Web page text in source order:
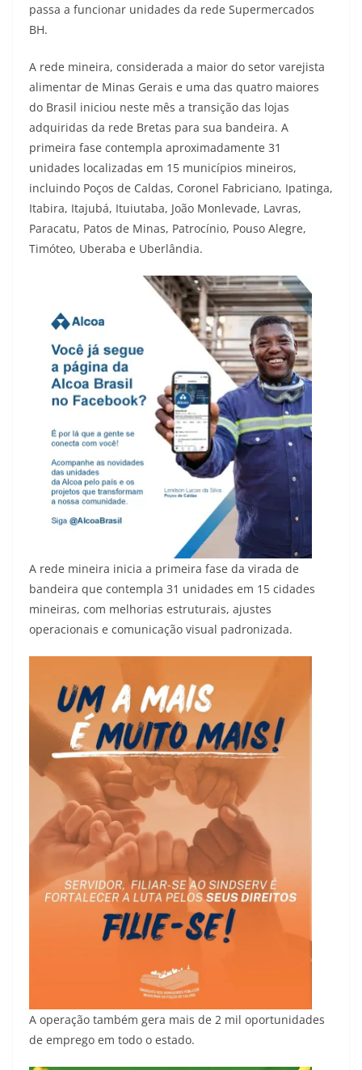
passa a funcionar unidades da rede Supermercados
BH.
A rede mineira, considerada a maior do setor varejista
alimentar de Minas Gerais e uma das quatro maiores
do Brasil iniciou neste mês a transição das lojas
adquiridas da rede Bretas para sua bandeira. A
primeira fase contempla aproximadamente 31
unidades localizadas em 15 municípios mineiros,
incluindo Poços de Caldas, Coronel Fabriciano, Ipatinga,
Itabira, Itajubá, Ituiutaba, João Monlevade, Lavras,
Paracatu, Patos de Minas, Patrocínio, Pouso Alegre,
Timóteo, Uberaba e Uberlândia.
A rede mineira inicia a primeira fase da virada de
bandeira que contempla 31 unidades em 15 cidades
mineiras, com melhorias estruturais, ajustes
operacionais e comunicação visual padronizada.
A operação também gera mais de 2 mil oportunidades
de emprego em todo o estado.